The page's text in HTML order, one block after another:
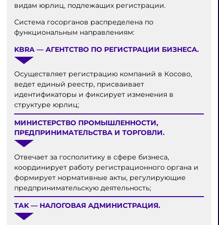
видам юрлиц, подлежащих регистрации.
Система госорганов распределена по
функциональным направлениям:
KBRA — АГЕНТСТВО ПО РЕГИСТРАЦИИ БИЗНЕСА.
Осуществляет регистрацию компаний в Косово,
ведет единый реестр, присваивает
идентификаторы и фиксирует изменения в
структуре юрлиц;
МИНИСТЕРСТВО ПРОМЫШЛЕННОСТИ,
ПРЕДПРИНИМАТЕЛЬСТВА И ТОРГОВЛИ.
Отвечает за госполитику в сфере бизнеса,
координирует работу регистрационного органа и
формирует нормативные акты, регулирующие
предпринимательскую деятельность;
TAK — НАЛОГОВАЯ АДМИНИСТРАЦИЯ.